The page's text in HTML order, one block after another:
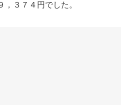
３７４円でした。